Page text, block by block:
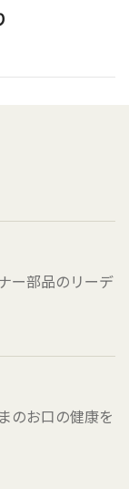
ー部品のリーデ
のお口の健康を